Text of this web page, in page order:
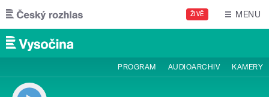
Přejít k hlavnímu obsahu
ŽIVĚ MENU
PROGRAM AUDIOARCHIV KAMERY